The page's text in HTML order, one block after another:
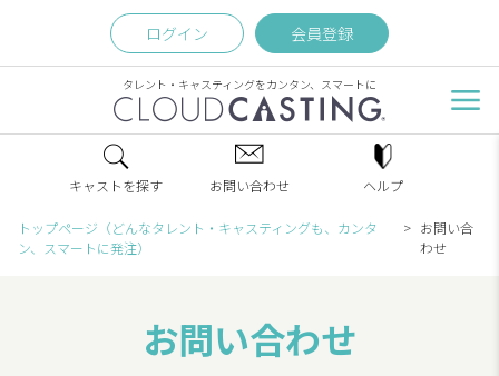
ログイン 会員登録
タレント・キャスティングをカンタン、スマートに
キャストを探す お問い合わせ ヘルプ
トップページ（どんなタレント・キャスティングも、カンタ
ン、スマートに発注）
お問い合
わせ
お問い合わせ